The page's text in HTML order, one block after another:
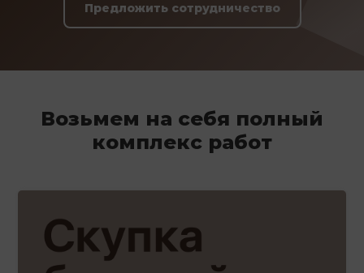
Предложить сотрудничество
Возьмем на себя полный
комплекс работ